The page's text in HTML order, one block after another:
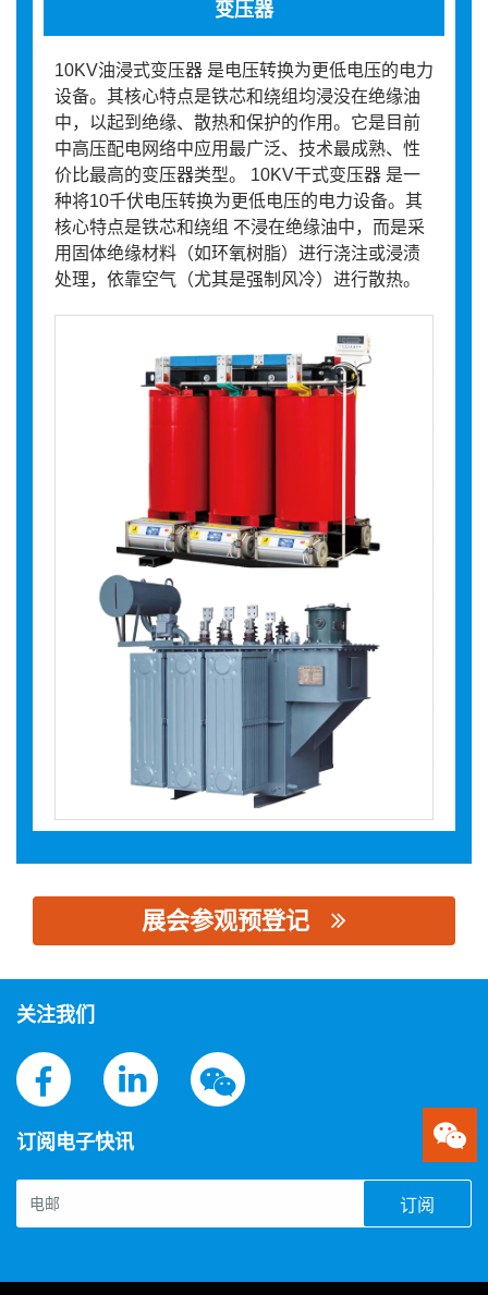
变压器
10KV油浸式变压器 是电压转换为更低电压的电力
设备。其核心特点是铁芯和绕组均浸没在绝缘油
中，以起到绝缘、散热和保护的作用。它是目前
中高压配电网络中应用最广泛、技术最成熟、性
价比最高的变压器类型。 10KV干式变压器 是一
种将10千伏电压转换为更低电压的电力设备。其
核心特点是铁芯和绕组 不浸在绝缘油中，而是采
用固体绝缘材料（如环氧树脂）进行浇注或浸渍
处理，依靠空气（尤其是强制风冷）进行散热。
展会参观预登记
关注我们
订阅电子快讯
订阅